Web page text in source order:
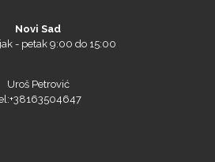
Silhouette
Novi Sad
- petak 9:00 do 15:00
Uroš Petrović